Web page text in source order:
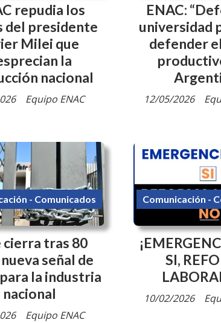
repudia los
del presidente
Milei que
la
nacional
Equipo ENAC
ENAC:
universidad
defender
12/05/2026
cierra tras 80
señal de
la industria
nacional
Equipo ENAC
- Comunicados
SI,
Comunicación -
10/02/2026